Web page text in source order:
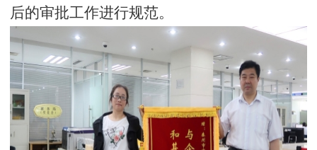
后的审批工作进行规范。